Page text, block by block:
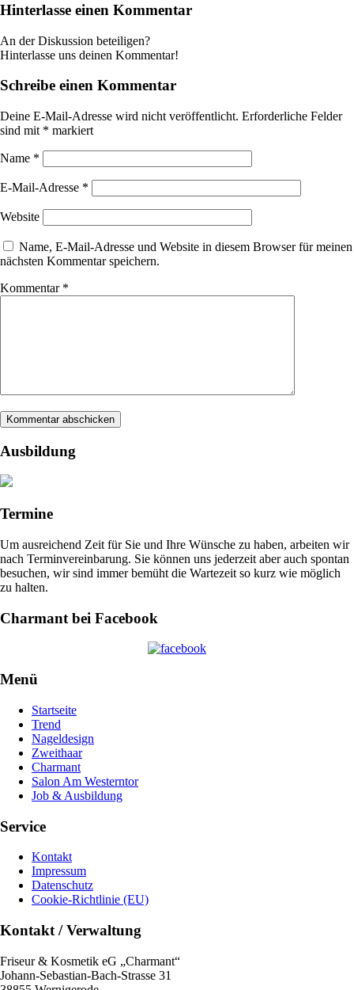
Hinterlasse einen Kommentar
An der Diskussion beteiligen?
Hinterlasse uns deinen Kommentar!
Schreibe einen Kommentar
Deine E-Mail-Adresse wird nicht veröffentlicht. Erforderliche Felder
sind mit * markiert
Name *
E-Mail-Adresse *
Website
Name, E-Mail-Adresse und Website in diesem Browser für meinen
nächsten Kommentar speichern.
Kommentar *
Ausbildung
Termine
Um ausreichend Zeit für Sie und Ihre Wünsche zu haben, arbeiten wir
nach Terminvereinbarung. Sie können uns jederzeit aber auch spontan
besuchen, wir sind immer bemüht die Wartezeit so kurz wie möglich
zu halten.
Charmant bei Facebook
Menü
Startseite
Trend
Nageldesign
Zweithaar
Charmant
Salon Am Westerntor
Job & Ausbildung
Service
Kontakt
Impressum
Datenschutz
Cookie-Richtlinie (EU)
Kontakt / Verwaltung
Friseur & Kosmetik eG „Charmant“
Johann-Sebastian-Bach-Strasse 31